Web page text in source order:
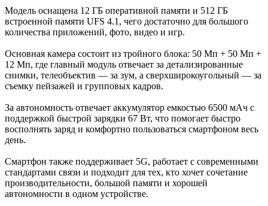
Модель оснащена 12 ГБ оперативной памяти и 512 ГБ
встроенной памяти UFS 4.1, чего достаточно для большого
количества приложений, фото, видео и игр.
Основная камера состоит из тройного блока: 50 Мп + 50 Мп +
12 Мп, где главный модуль отвечает за детализированные
снимки, телеобъектив — за зум, а сверхширокоугольный — за
съемку пейзажей и групповых кадров.
За автономность отвечает аккумулятор емкостью 6500 мАч с
поддержкой быстрой зарядки 67 Вт, что помогает быстро
восполнять заряд и комфортно пользоваться смартфоном весь
день.
Смартфон также поддерживает 5G, работает с современными
стандартами связи и подходит для тех, кто хочет сочетание
производительности, большой памяти и хорошей
автономности в одном устройстве.